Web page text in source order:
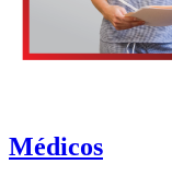
Médicos